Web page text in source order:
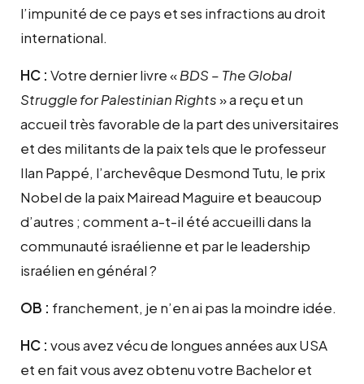
l’impunité de ce pays et ses infractions au droit
international.
HC : Votre dernier livre «BDS – The Global
Struggle for Palestinian Rights» a reçu et un
accueil très favorable de la part des universitaires
et des militants de la paix tels que le professeur
Ilan Pappé, l’archevêque Desmond Tutu, le prix
Nobel de la paix Mairead Maguire et beaucoup
d’autres ; comment a-t-il été accueilli dans la
communauté israélienne et par le leadership
israélien en général ?
OB : franchement, je n’en ai pas la moindre idée.
HC : vous avez vécu de longues années aux USA
et en fait vous avez obtenu votre Bachelor et